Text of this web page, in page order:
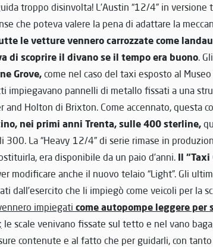
troppo disinvolta! L’Austin “12/4” in versione
che poteva valere la pena di adattare la
le vetture vennero carrozzate come
di scoprire il divano se il tempo era buono.
Grove, come nel caso del taxi esposto al Museo
impiegavano pannelli di metallo fissati a una
and Holton di Brixton. Come accennato, questa
nei primi anni Trenta, sulle 400 sterline,
300. La “Heavy 12/4” di serie rimase in
era disponibile da un paio d’anni. Il
modificare anche il nuovo telaio “Light”. Gli
dall’esercito che li impiegò come veicoli per la
impiegati come autopompe leggere per
le scale venivano fissate sul tetto e nel vano
contenute e al fatto che per guidarli, con